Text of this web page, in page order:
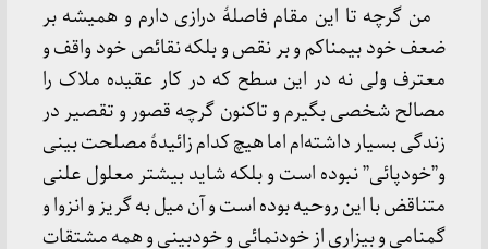
من گرچه تا این مقام فاصلۀ درازی دارم و همیشه بر
ضعف خود بیمناکم و بر نقص و بلکه نقائص خود واقف و
معترف ولی نه در این سطح که در کار عقیده ملاک را
مصالح شخصی بگیرم و تاکنون گرچه قصور و تقصیر در
زندگی بسیار داشته‌ام اما هیچ کدام زائیدۀ مصلحت بینی
و”خودپائی” نبوده است و بلکه شاید بیشتر معلول علنی
متناقض با این روحیه بوده است و آن میل به گریز و انزوا و
گمنامی و بیزاری از خودنمائی و خودبینی و همه مشتقات